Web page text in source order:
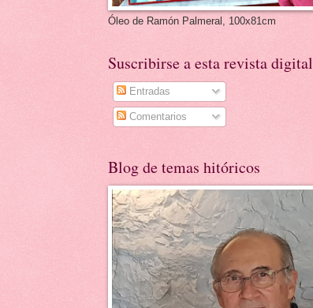
Óleo de Ramón Palmeral, 100x81cm
Suscribirse a esta revista digital
Entradas
Comentarios
Blog de temas hitóricos